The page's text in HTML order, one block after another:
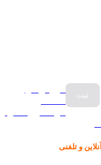
فروش انواع
و تلفنی